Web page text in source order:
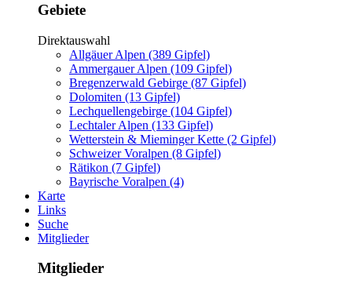
Gebiete
Direktauswahl
Allgäuer Alpen (389 Gipfel)
Ammergauer Alpen (109 Gipfel)
Bregenzerwald Gebirge (87 Gipfel)
Dolomiten (13 Gipfel)
Lechquellengebirge (104 Gipfel)
Lechtaler Alpen (133 Gipfel)
Wetterstein & Mieminger Kette (2 Gipfel)
Schweizer Voralpen (8 Gipfel)
Rätikon (7 Gipfel)
Bayrische Voralpen (4)
Karte
Links
Suche
Mitglieder
Mitglieder